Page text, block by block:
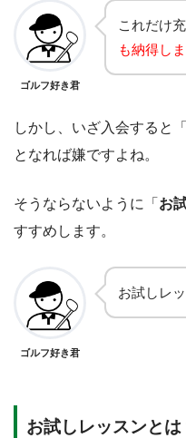
ゴルフ好き君
これだけ
も納得し
しかし、いざ入会すると
となれば嫌ですよね。
そうならないように「 お
すすめします。
ゴルフ好き君
お試しレ
お試しレッスンとは